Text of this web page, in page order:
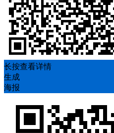
长按查看详情
生成
海报